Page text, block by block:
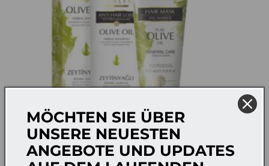
MÖCHTEN SIE ÜBER
UNSERE NEUESTEN
ANGEBOTE UND UPDATES